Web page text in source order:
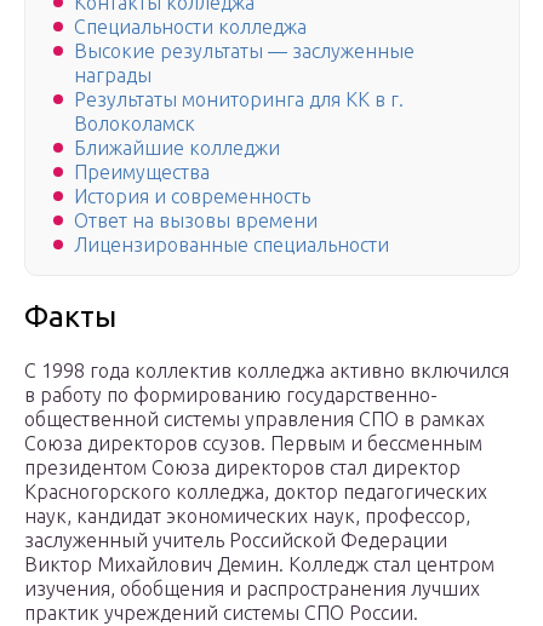
Специальности колледжа
Высокие результаты — заслуженные
награды
Результаты мониторинга для КК в г.
Волоколамск
Ближайшие колледжи
Преимущества
История и современность
Ответ на вызовы времени
Лицензированные специальности
Факты
С 1998 года коллектив колледжа активно включился
в работу по формированию государственно-
общественной системы управления СПО в рамках
Союза директоров ссузов. Первым и бессменным
президентом Союза директоров стал директор
Красногорского колледжа, доктор педагогических
наук, кандидат экономических наук, профессор,
заслуженный учитель Российской Федерации
Виктор Михайлович Демин. Колледж стал центром
изучения, обобщения и распространения лучших
практик учреждений системы СПО России.